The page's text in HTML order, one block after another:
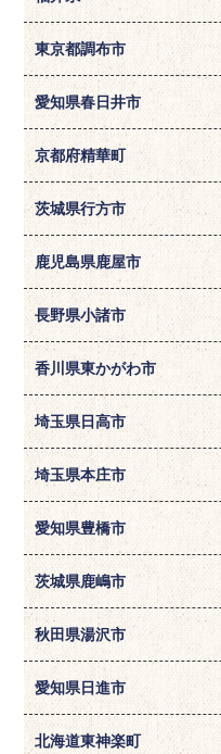
東京都調布市
愛知県春日井市
京都府精華町
茨城県行方市
鹿児島県鹿屋市
長野県小諸市
香川県東かがわ市
埼玉県日高市
埼玉県本庄市
愛知県豊橋市
茨城県鹿嶋市
秋田県湯沢市
愛知県日進市
北海道東神楽町